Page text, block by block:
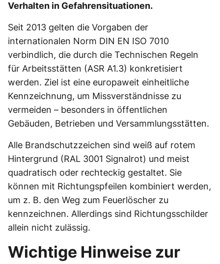
Verhalten in Gefahrensituationen.
Seit 2013 gelten die Vorgaben der
internationalen Norm DIN EN ISO 7010
verbindlich, die durch die Technischen Regeln
für Arbeitsstätten (ASR A1.3) konkretisiert
werden. Ziel ist eine europaweit einheitliche
Kennzeichnung, um Missverständnisse zu
vermeiden – besonders in öffentlichen
Gebäuden, Betrieben und Versammlungsstätten.
Alle Brandschutzzeichen sind weiß auf rotem
Hintergrund (RAL 3001 Signalrot) und meist
quadratisch oder rechteckig gestaltet. Sie
können mit Richtungspfeilen kombiniert werden,
um z. B. den Weg zum Feuerlöscher zu
kennzeichnen. Allerdings sind Richtungsschilder
allein nicht zulässig.
Wichtige Hinweise zur